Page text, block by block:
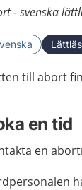
- svenska
till abort
en tid
en